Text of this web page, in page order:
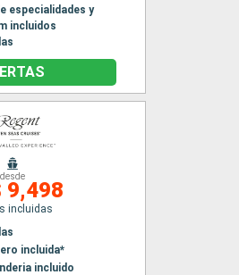
especialidades y
incluidos
desde
9,498
incluidas
incluida*
incluido